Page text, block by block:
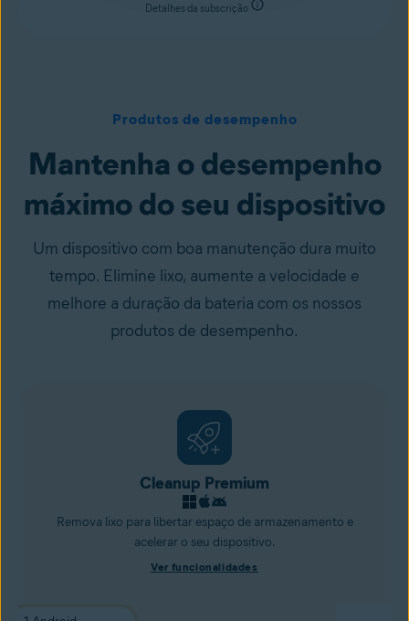
Detalhes da subscrição
Produtos de desempenho
Mantenha o desempenho
máximo do seu dispositivo
Um dispositivo com boa manutenção dura muito
tempo. Elimine lixo, aumente a velocidade e
melhore a duração da bateria com os nossos
produtos de desempenho.
Cleanup Premium
Remova lixo para libertar espaço de armazenamento e
acelerar o seu dispositivo.
Ver funcionalidades